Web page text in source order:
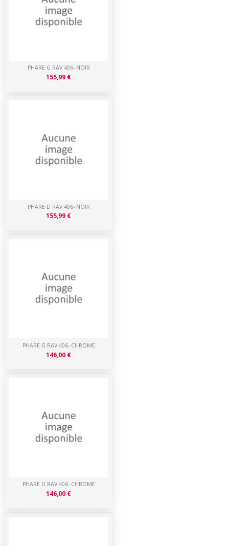
PHARE D RAV 406- CHROME
146,00 €
PHARE G RAV 406- CHROME
146,00 €
PHARE D RAV 406- NOIR
155,99 €
PHARE G RAV 406- NOIR
155,99 €